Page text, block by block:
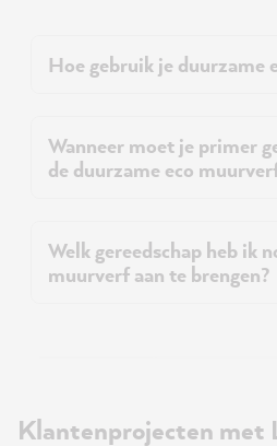
Hoe gebruik je duurzame
Wanneer moet je primer
de duurzame eco
Welk gereedschap heb ik
muurverf aan te brengen?
Klantenprojecten met